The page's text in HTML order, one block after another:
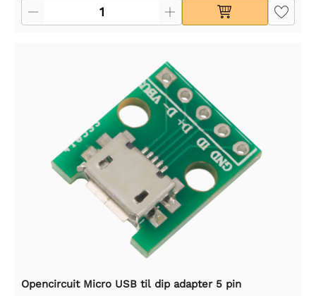
Opencircuit Micro USB til dip adapter 5 pin